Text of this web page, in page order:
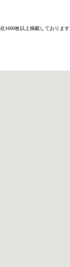
枚以上掲載しており